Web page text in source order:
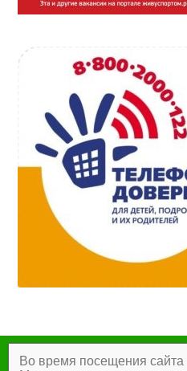
Главная Мероприятия
Во время посещения сайта